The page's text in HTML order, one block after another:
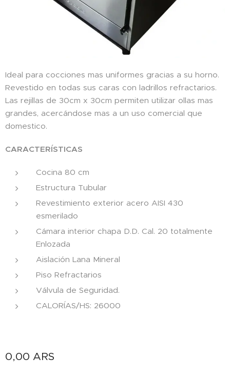
Ideal para cocciones mas uniformes gracias a su horno.
Revestido en todas sus caras con ladrillos refractarios.
Las rejillas de 30cm x 30cm permiten utilizar ollas mas
grandes, acercándose mas a un uso comercial que
domestico.
CARACTERÍSTICAS
Cocina 80 cm
Estructura Tubular
Revestimiento exterior acero AISI 430
esmerilado
Cámara interior chapa D.D. Cal. 20 totalmente
Enlozada
Aislación Lana Mineral
Piso Refractarios
Válvula de Seguridad.
CALORÍAS/HS: 26000
0,00 ARS